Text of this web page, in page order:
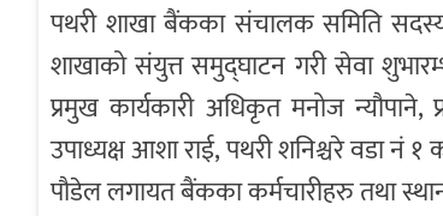
पथरी शाखा बैंकका संचालक समिति सदस्य
शाखाको संयुत्त समुद्घाटन गरी सेवा
प्रमुख कार्यकारी अधिकृत मनोज
उपाध्यक्ष आशा राई, पथरी शनिश्चरे वडा नं १
पौडेल लगायत बैंकका कर्मचारीहरु तथा